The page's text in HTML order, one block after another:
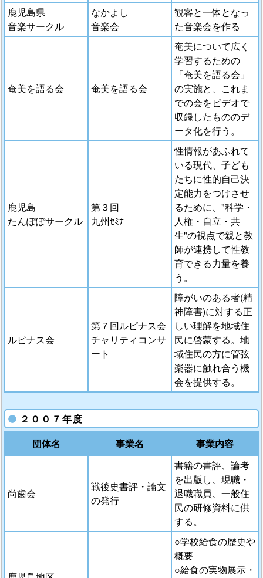
鹿児島県
音楽サークル
なかよし
音楽会
観客と一体となっ
た音楽会を作る
奄美を語る会 奄美を語る会
奄美について広く
学習するための
「奄美を語る会」
の実施と、これま
での会をビデオで
収録したもののデ
ータ化を行う。
鹿児島
たんぽぽサークル
第３回
九州ｾﾐﾅｰ
性情報があふれて
いる現代、子ども
たちに性的自己決
定能力をつけさせ
るために、"科学・
人権・自立・共
生"の視点で親と教
師が連携して性教
育できる力量を養
う。
ルピナス会
第７回ルピナス会
チャリティコンサ
ート
障がいのある者(精
神障害)に対する正
しい理解を地域住
民に啓蒙する。地
域住民の方に管弦
楽器に触れ合う機
会を提供する。
２００７年度
団体名
事業名 事業内容
尚歯会
戦後史書評・論文
の発行
書籍の書評、論考
を出版し、現職・
退職職員、一般住
民の研修資料に供
する。
○学校給食の歴史や
概要
○給食の実物展示・